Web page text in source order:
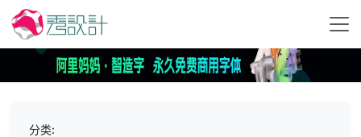
分类: